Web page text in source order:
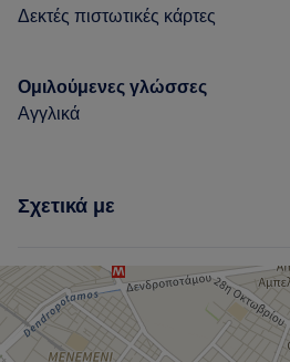
Δεκτές πιστωτικές κάρτες
Ομιλούμενες γλώσσες
Αγγλικά
Σχετικά με